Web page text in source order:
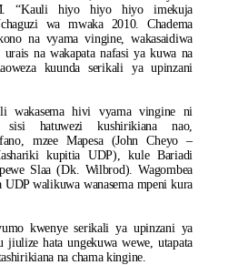
“Kauli hiyo hiyo hiyo imekuja
wa mwaka 2010. Chadema
na vyama vingine, wakasaidiwa
na wakapata nafasi ya kuwa na
kuunda serikali ya upinzani
wakasema hivi vyama vingine ni
hatuwezi kushirikiana nao,
mzee Mapesa (John Cheyo –
kupitia UDP), kule Bariadi
Slaa (Dk. Wilbrod). Wagombea
UDP walikuwa wanasema mpeni kura
kwenye serikali ya upinzani ya
jiulize hata ungekuwa wewe, utapata
na chama kingine.